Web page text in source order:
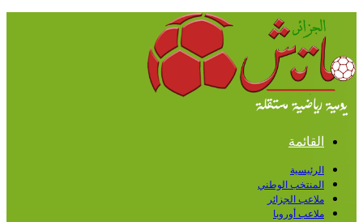
القائمة
الرئيسية
المنتخب الوطني
ملاعب الجزائر
ملاعب أوروبا